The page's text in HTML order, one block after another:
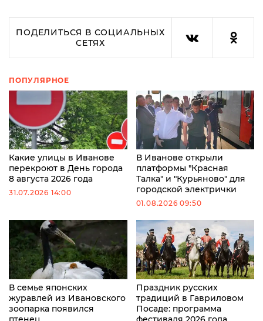
ПОДЕЛИТЬСЯ В СОЦИАЛЬНЫХ
СЕТЯХ
ПОПУЛЯРНОЕ
Какие улицы в Иванове
перекроют в День города
8 августа 2026 года
31.07.2026 14:00
В Иванове открыли
платформы "Красная
Талка" и "Курьяново" для
городской электрички
01.08.2026 09:50
В семье японских
журавлей из Ивановского
зоопарка появился
Праздник русских
традиций в Гавриловом
Посаде: программа